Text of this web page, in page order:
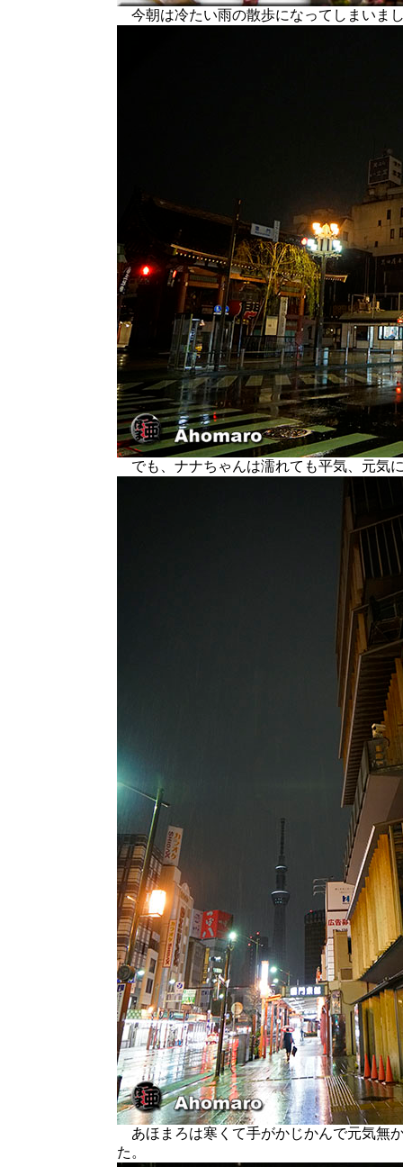
今朝は冷たい雨の散歩になってしまいま
でも、ナナちゃんは濡れても平気、元気
あほまろは寒くて手がかじかんで元気無
た。